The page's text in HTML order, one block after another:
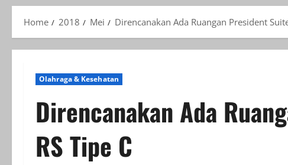
Home 2018 Mei Direncanakan Ada Ruangan President
Olahraga & Kesehatan
Direncanakan Ada
RS Tipe C